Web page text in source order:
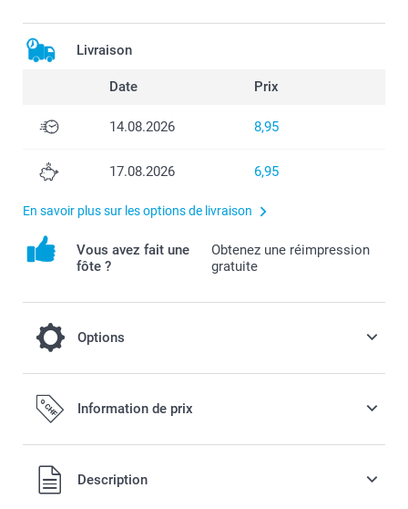
Livraison
Date Prix
14.08.2026 8,95
17.08.2026 6,95
En savoir plus sur les options de livraison
Vous avez fait une
fôte ?
Obtenez une réimpression
gratuite
Options
Envie de profiter encore plus longtemps de
votre diffuseur de maison ?
50,00 / pièce
Information de prix
Tous les prix sont en francs suisses (CHF), TVA incluse et
hors frais de port.
Description